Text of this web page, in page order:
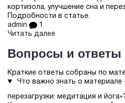
кортизола, улучшение сна и
Подробности в статье.
admin
1
Читать далее
Вопросы и ответы
Краткие ответы собраны по
Что важно знать о материале
перезагрузки: медитация и